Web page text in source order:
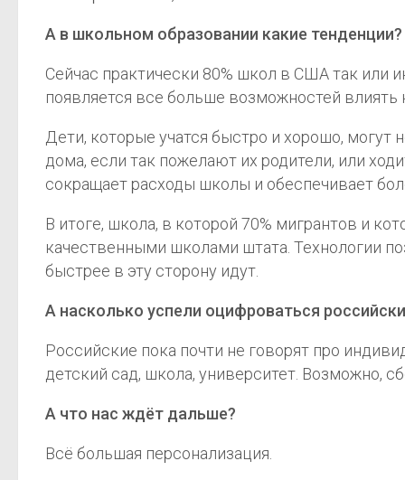
А в школьном образовании какие тенденции?
Сейчас практически 80% школ в США так или
появляется все больше возможностей
Дети, которые учатся быстро и хорошо, могут
дома, если так пожелают их родители, или
сокращает расходы школы и обеспечивает
В итоге, школа, в которой 70% мигрантов и
качественными школами штата. Технологии
быстрее в эту сторону идут.
А насколько успели оцифроваться
Российские пока почти не говорят про
детский сад, школа, университет. Возможно,
А что нас ждёт дальше?
Всё большая персонализация.